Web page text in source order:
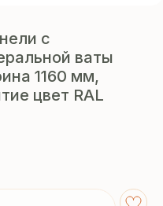
с
ваты
1160 мм,
цвет RAL